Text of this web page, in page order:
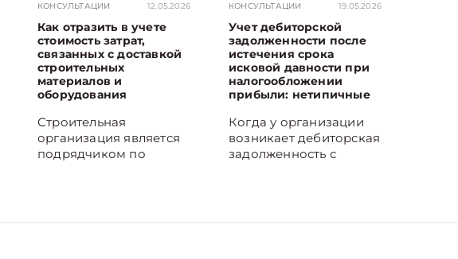
КОНСУЛЬТАЦИИ 12.05.2026
Как отразить в учете
стоимость затрат,
связанных с доставкой
строительных
материалов и
оборудования
Строительная
организация является
подрядчиком по
КОНСУЛЬТАЦИИ 19.05.2026
Учет дебиторской
задолженности после
истечения срока
исковой давности при
налогообложении
прибыли: нетипичные
Когда у организации
возникает дебиторская
задолженность с